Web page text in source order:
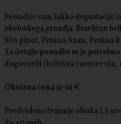
Ponudijo vam lahko
ekološkega grozdja: Bizeljčan
Sivi pinot, Penina Anza, Penina
Za detajle ponudbe se je
dogovoriti (količina vzorcev vin,
Okvirna cena 11-16 €
Predvideno trajanje obiska 1,5